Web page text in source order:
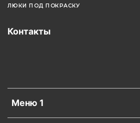
ЛЮКИ ПОД ПОКРАСКУ
Меню 1
Контакты